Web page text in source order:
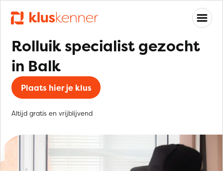
Rolluik specialist gezocht
in Balk
Plaats hier je klus
Altijd gratis en vrijblijvend